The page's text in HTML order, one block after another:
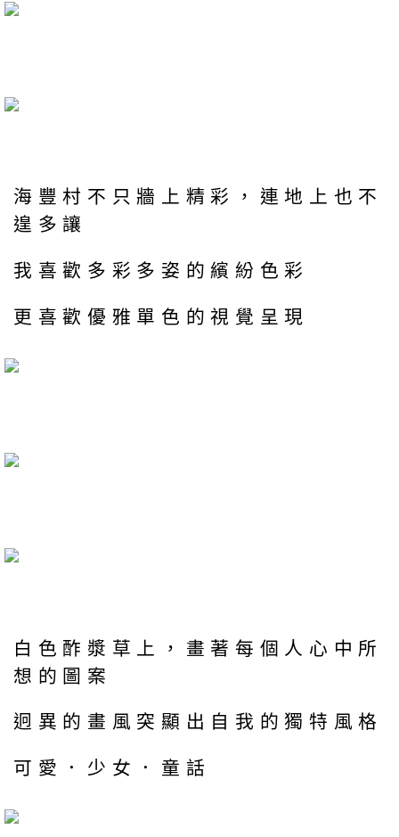
海豐村不只牆上精彩，連地上也不
遑多讓
我喜歡多彩多姿的繽紛色彩
更喜歡優雅單色的視覺呈現
白色酢漿草上，畫著每個人心中所
想的圖案
迥異的畫風突顯出自我的獨特風格
可愛．少女．童話